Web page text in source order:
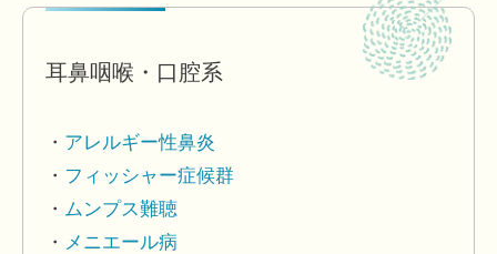
耳鼻咽喉・口腔系
アレルギー性鼻炎
フィッシャー症候群
ムンプス難聴
メニエール病